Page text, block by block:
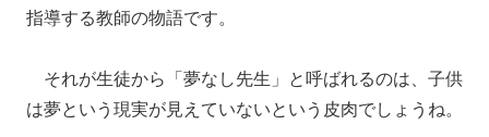
指導する教師の物語です。
それが生徒から「夢なし先生」と呼ばれるのは、子供
は夢という現実が見えていないという皮肉でしょうね。